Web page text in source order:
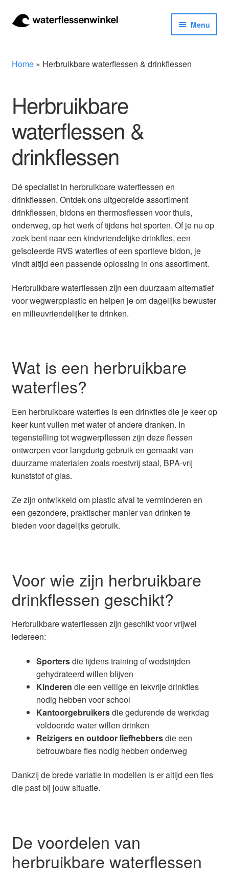
Ga
Ga
Menu
Thermosfles
Kinderflessen
Drinkfles met rietje
Waterfles met filter
Aluminium drinkfles
Glazen drinkfles
RVS drinkfles
Broodtrommels & lunchboxen
Herbruikbare boterhamzakjes
Aanbiedingen
Reviews waterflessenwinkel.nl
Contact Waterflessenwinkel.nl
Home» Herbruikbare waterflessen & drinkflessen
Herbruikbare
waterflessen &
drinkflessen
Dé specialist in herbruikbare waterflessen en
drinkflessen. Ontdek ons uitgebreide assortiment
drinkflessen, bidons en thermosflessen voor thuis,
onderweg, op het werk of tijdens het sporten. Of je nu op
zoek bent naar een kindvriendelijke drinkfles, een
geïsoleerde RVS waterfles of een sportieve bidon, je
vindt altijd een passende oplossing in ons assortiment.
Herbruikbare waterflessen zijn een duurzaam alternatief
voor wegwerpplastic en helpen je om dagelijks bewuster
en milieuvriendelijker te drinken.
Wat is een herbruikbare
waterfles?
Een herbruikbare waterfles is een drinkfles die je keer op
keer kunt vullen met water of andere dranken. In
tegenstelling tot wegwerpflessen zijn deze flessen
ontworpen voor langdurig gebruik en gemaakt van
duurzame materialen zoals roestvrij staal, BPA-vrij
kunststof of glas.
Ze zijn ontwikkeld om plastic afval te verminderen en
een gezondere, praktischer manier van drinken te
bieden voor dagelijks gebruik.
Voor wie zijn herbruikbare
drinkflessen geschikt?
Herbruikbare waterflessen zijn geschikt voor vrijwel
iedereen:
Sportersdie tijdens training of wedstrijden
gehydrateerd willen blijven
Kinderen die een veilige en lekvrije drinkfles
nodig hebben voor school
Kantoorgebruikersdie gedurende de werkdag
voldoende water willen drinken
Reizigers en outdoor liefhebbersdie een
betrouwbare fles nodig hebben onderweg
Dankzij de brede variatie in modellen is er altijd een fles
die past bij jouw situatie.
De voordelen van
herbruikbare waterflessen